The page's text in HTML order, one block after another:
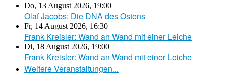
Do, 13 August 2026, 19:00
Olaf Jacobs: Die DNA des Ostens
Fr, 14 August 2026, 16:30
Frank Kreisler: Wand an Wand mit einer Leiche
Di, 18 August 2026, 19:00
Frank Kreisler: Wand an Wand mit einer Leiche
Weitere Veranstaltungen...